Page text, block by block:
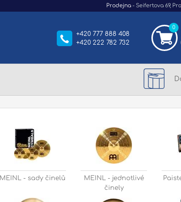
Prodejna - Seifertova 69,
0
+420 777 888 408
+420 222 782 732
MEINL - sady činelů
MEINL - jednotlivé
činely